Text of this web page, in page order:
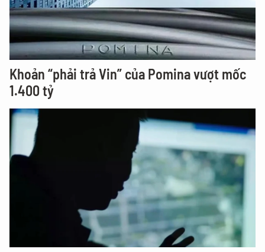
Khoản “phải trả Vin” của Pomina vượt mốc
1.400 tỷ